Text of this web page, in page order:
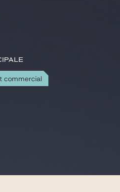
commercial